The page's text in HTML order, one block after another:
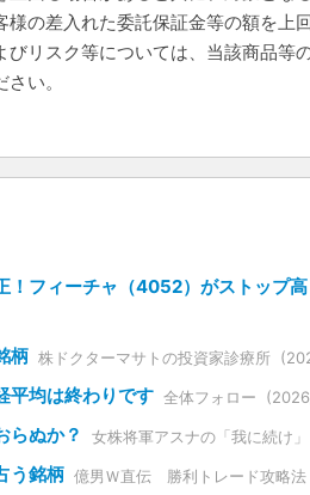
様の差入れた委託保証金等の額を上
びリスク等については、当該商品等
い。
！フィーチャ（4052）がストップ
柄 株ドクターマサトの投資家診療所
平均は終わりです 全体フォロー
らぬか？ 女株将軍アスナの「我に続け」
う銘柄 億男Ｗ直伝 勝利トレード攻略法